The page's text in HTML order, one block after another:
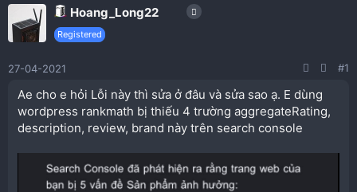
Hoang_Long22
Registered
27-04-2021 #1
Ae cho e hỏi Lỗi này thì sửa ở đâu và sửa sao ạ. E dùng
wordpress rankmath bị thiếu 4 trường aggregateRating,
description, review, brand này trên search console